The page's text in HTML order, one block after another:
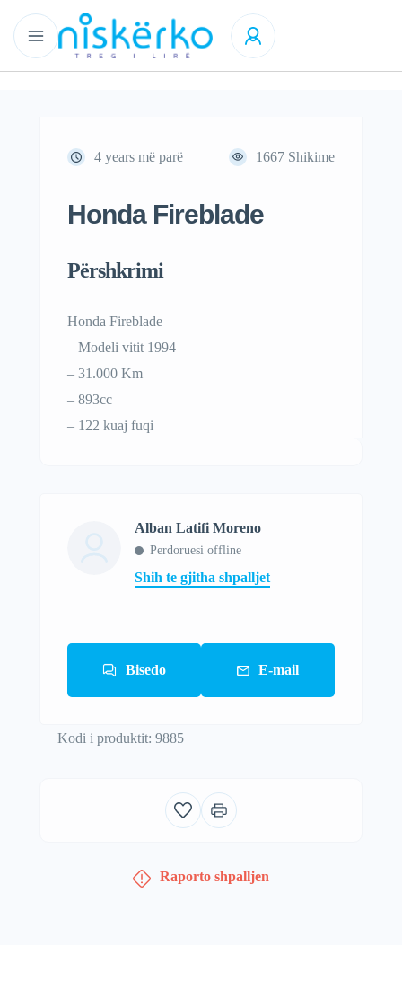
4 years më parë 1667 Shikime
Honda Fireblade
Përshkrimi
Honda Fireblade
– Modeli vitit 1994
– 31.000 Km
– 893cc
– 122 kuaj fuqi
Alban Latifi Moreno
Perdoruesi offline
Shih te gjitha shpalljet
Bisedo E-mail
Kodi i produktit: 9885
Raporto shpalljen